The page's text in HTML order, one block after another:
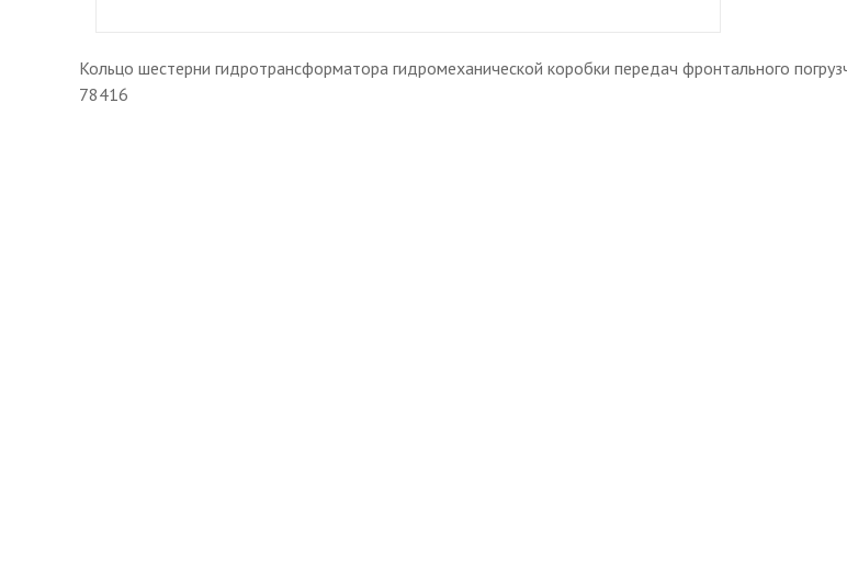
Кольцо шестерни гидротрансформатора гидромеханической коробки передач фронтального
78416